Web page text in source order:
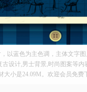
以蓝色为主色调，主体文字
设计,男士背景,时尚图案等内
大小是24.09M。欢迎会员免费